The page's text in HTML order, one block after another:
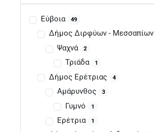
Εύβοια 49
Δήμος Διρφύων - Μεσσαπίων
Ψαχνά 2
Τριάδα 1
Δήμος Ερέτριας 4
Αμάρυνθος 3
Γυμνό 1
Ερέτρια 1